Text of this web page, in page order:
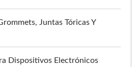
Juntas Tóricas Y
Dispositivos Electrónicos